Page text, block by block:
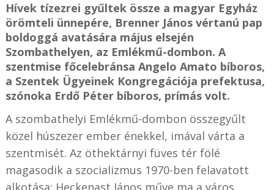
Hívek tízezrei gyűltek össze a magyar Egyház
örömteli ünnepére, Brenner János vértanú pap
boldoggá avatására május elsején
Szombathelyen, az Emlékmű-dombon. A
szentmise főcelebránsa Angelo Amato bíboros,
a Szentek Ügyeinek Kongregációja prefektusa,
szónoka Erdő Péter bíboros, prímás volt.
A szombathelyi Emlékmű-dombon összegyűlt
közel húszezer ember énekkel, imával várta a
szentmisét. Az öthektárnyi füves tér fölé
magasodik a szocializmus 1970-ben felavatott